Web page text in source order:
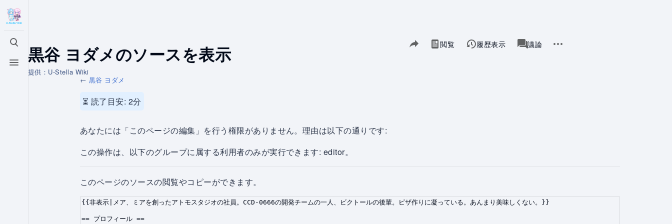
検索を切り替える
メニューを切り替える
黒谷 ヨダメのソースを表示
提供：U-Stella Wiki
このページを共有
表示閲覧
ソースを閲覧履歴表示 associated-pages
ページ
議論 その他の操作
← 黒谷 ヨダメ
⏳ 読了目安: 2分
あなたには「このページの編集」を行う権限がありません。理由は以下の通りです:
この操作は、以下のグループに属する利用者のみが実行できます: editor。
このページのソースの閲覧やコピーができます。